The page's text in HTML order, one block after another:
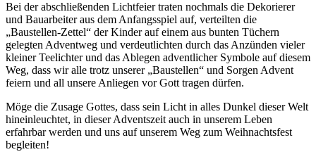
Bei der abschließenden Lichtfeier traten nochmals die Dekorierer
und Bauarbeiter aus dem Anfangsspiel auf, verteilten die
„Baustellen-Zettel“ der Kinder auf einem aus bunten Tüchern
gelegten Adventweg und verdeutlichten durch das Anzünden vieler
kleiner Teelichter und das Ablegen adventlicher Symbole auf diesem
Weg, dass wir alle trotz unserer „Baustellen“ und Sorgen Advent
feiern und all unsere Anliegen vor Gott tragen dürfen.
Möge die Zusage Gottes, dass sein Licht in alles Dunkel dieser Welt
hineinleuchtet, in dieser Adventszeit auch in unserem Leben
erfahrbar werden und uns auf unserem Weg zum Weihnachtsfest
begleiten!